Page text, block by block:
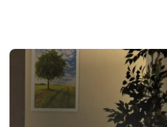
Какой день святой?
(вторая часть)
Какой день святой?